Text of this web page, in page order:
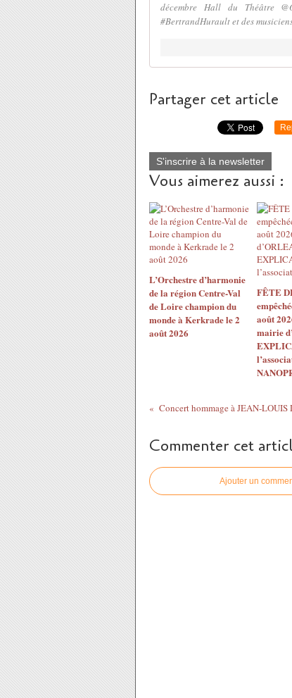
décembre Hall du Théâtre
#BertrandHurault et des
Partager cet article
S'inscrire à la newsletter
Vous aimerez aussi :
L’Orchestre d’harmonie
de la région Centre-Val
de Loire champion du
monde à Kerkrade le 2
août 2026
FÊTE
août
mairie
Commenter cet
Ajouter un